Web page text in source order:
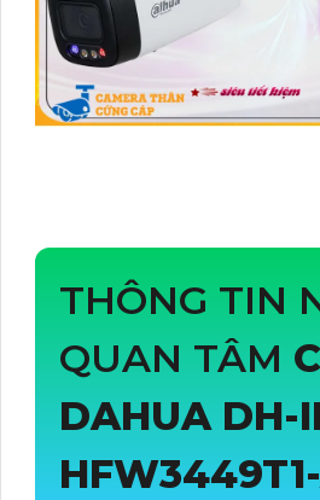
THÔNG TIN
QUAN TÂM
DAHUA DH-